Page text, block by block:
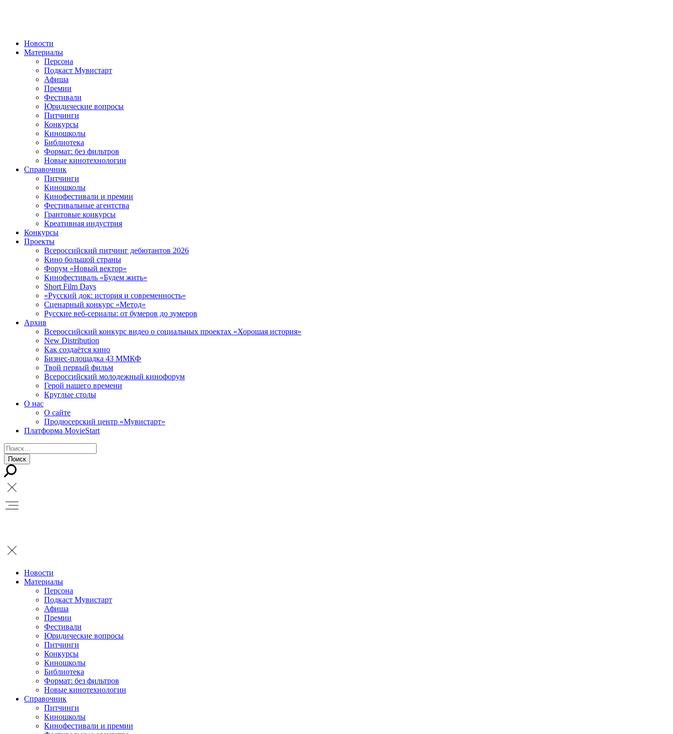
Новости
Материалы
Персона
Подкаст Мувистарт
Афиша
Премии
Фестивали
Юридические вопросы
Питчинги
Конкурсы
Киношколы
Библиотека
Формат: без фильтров
Новые кинотехнологии
Справочник
Питчинги
Киношколы
Кинофестивали и премии
Фестивальные агентства
Грантовые конкурсы
Креативная индустрия
Конкурсы
Проекты
Всероссийский питчинг дебютантов 2026
Кино большой страны
Форум «Новый вектор»
Кинофестиваль «Будем жить»
Short Film Days
«Русский док: история и современность»
Сценарный конкурс «Метод»
Русские веб-сериалы: от бумеров до зумеров
Архив
Всероссийский конкурс видео о социальных проектах «Хорошая история»
New Distribution
Как создаётся кино
Бизнес-площадка 43 ММКФ
Твой первый фильм
Всероссийский молодежный кинофорум
Герой нашего времени
Круглые столы
О нас
О сайте
Продюсерский центр «Мувистарт»
Платформа MovieStart
Новости
Материалы
Персона
Подкаст Мувистарт
Афиша
Премии
Фестивали
Юридические вопросы
Питчинги
Конкурсы
Киношколы
Библиотека
Формат: без фильтров
Новые кинотехнологии
Справочник
Питчинги
Киношколы
Кинофестивали и премии